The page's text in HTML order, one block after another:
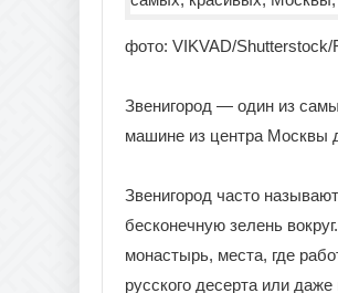
фото: VIKVAD/Shutterstock/
Звенигород — один из
машине из центра Москвы
Звенигород часто
бесконечную зелень
монастырь, места, где
русского десерта или